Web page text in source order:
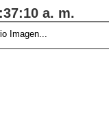
a. m.